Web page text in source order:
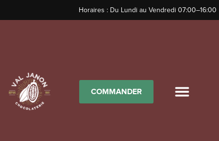
Horaires : Du Lundi au Vendredi 07:00–16:00
COMMANDER